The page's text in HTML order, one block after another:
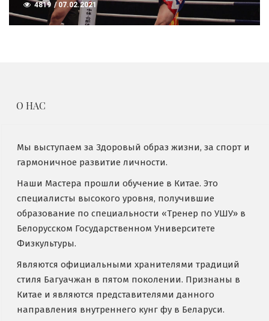
4819 07.02.2021
О НАС
Мы выступаем за Здоровый образ жизни, за спорт и
гармоничное развитие личности.
Наши Мастера прошли обучение в Китае. Это
специалисты высокого уровня, получившие
образование по специальности «Тренер по УШУ» в
Белорусском Государственном Университете
Физкультуры.
Являются официальными хранителями традиций
стиля Багуачжан в пятом поколении. Признаны в
Китае и являются представителями данного
направления внутреннего кунг фу в Беларуси.